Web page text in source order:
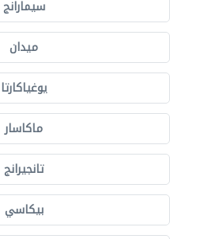
سيمارانج
ميدان
يوغياكارتا
ماكاسار
تانجيرانج
بيكاسي